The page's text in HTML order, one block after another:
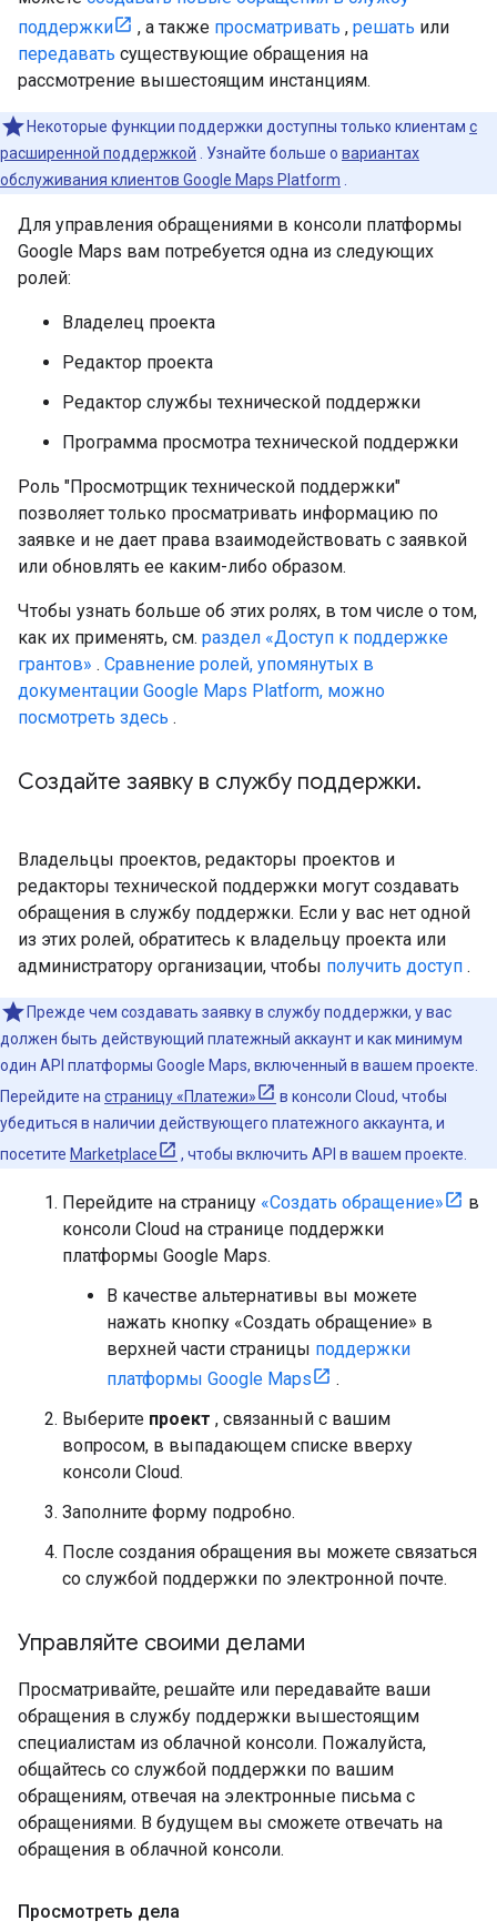
поддержки
, а также просматривать , решать или
передавать существующие обращения на
рассмотрение вышестоящим инстанциям.
Некоторые функции поддержки доступны только клиентам с
расширенной поддержкой . Узнайте больше о вариантах
обслуживания клиентов Google Maps Platform
Для управления обращениями в консоли платформы
Google Maps вам потребуется одна из следующих
ролей:
Владелец проекта
Редактор проекта
Редактор службы технической поддержки
Программа просмотра технической поддержки
Роль "Просмотрщик технической поддержки"
позволяет только просматривать информацию по
заявке и не дает права взаимодействовать с заявкой
или обновлять ее каким-либо образом.
Чтобы узнать больше об этих ролях, в том числе о том,
как их применять, см. раздел «Доступ к поддержке
грантов» . Сравнение ролей, упомянутых в
документации Google Maps Platform, можно
посмотреть здесь .
Создайте заявку в службу поддержки.
Владельцы проектов, редакторы проектов и
редакторы технической поддержки могут создавать
обращения в службу поддержки. Если у вас нет одной
из этих ролей, обратитесь к владельцу проекта или
администратору организации, чтобы получить доступ .
Прежде чем создавать заявку в службу поддержки, у вас
должен быть действующий платежный аккаунт и как минимум
один API платформы Google Maps, включенный в вашем проекте.
Перейдите на страницу «Платежи»
в консоли Cloud, чтобы
убедиться в наличии действующего платежного аккаунта, и
посетите Marketplace , чтобы включить API в вашем проекте.
Перейдите на страницу «Создать обращение»
в
консоли Cloud на странице поддержки
платформы Google Maps.
В качестве альтернативы вы можете
нажать кнопку «Создать обращение» в
верхней части страницы поддержки
платформы Google Maps
.
Выберите проект , связанный с вашим
вопросом, в выпадающем списке вверху
консоли Cloud.
Заполните форму подробно.
После создания обращения вы можете связаться
со службой поддержки по электронной почте.
Управляйте своими делами
Просматривайте, решайте или передавайте ваши
обращения в службу поддержки вышестоящим
специалистам из облачной консоли. Пожалуйста,
общайтесь со службой поддержки по вашим
обращениям, отвечая на электронные письма с
обращениями. В будущем вы сможете отвечать на
обращения в облачной консоли.
Просмотреть дела